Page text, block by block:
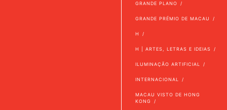
GRANDE PLANO
GRANDE PRÉMIO DE MACAU
H
H | ARTES, LETRAS E IDEIAS
ILUMINAÇÃO ARTIFICIAL
INTERNACIONAL
MACAU VISTO DE HONG
KONG